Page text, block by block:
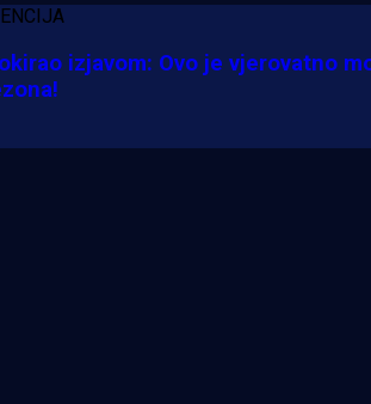
izjavom: Ovo je vjerovatno